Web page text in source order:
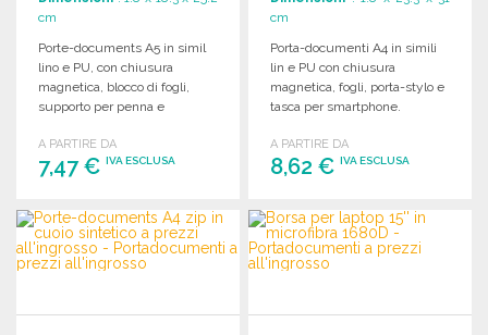
cm
Porte-documents A5 in simil
lino e PU, con chiusura
magnetica, blocco di fogli,
supporto per penna e
A PARTIRE DA
7,47 € IVA ESCLUSA
ORDINARE
Richiedi un preventivo
cm
Porta-documenti A4 in simili
lin e PU con chiusura
magnetica, fogli, porta-stylo e
tasca per smartphone.
mm.
A PARTIRE DA
8,62 €IVA ESCLUSA
ORDINARE
Richiedi un preventivo